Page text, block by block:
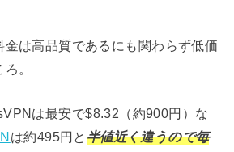
金は高品質であるにも関わらず低価
。
は最安で$8.32（約900円）な
は約495円と 半値近く違うので毎